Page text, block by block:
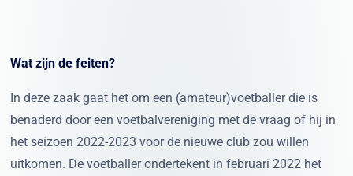
Wat zijn de feiten?
In deze zaak gaat het om een (amateur)voetballer die is
benaderd door een voetbalvereniging met de vraag of hij in
het seizoen 2022-2023 voor de nieuwe club zou willen
uitkomen. De voetballer ondertekent in februari 2022 het